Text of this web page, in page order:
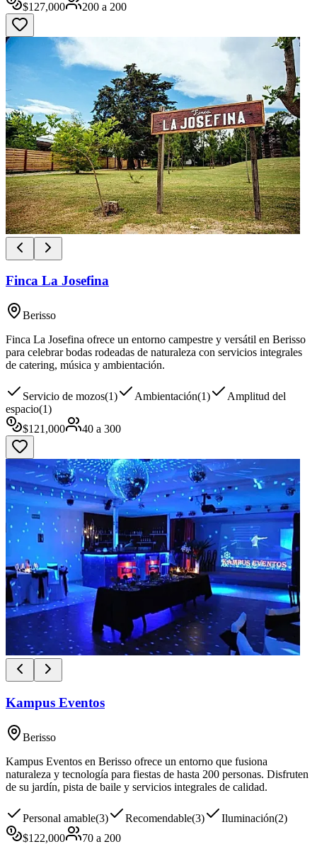
$127,000 200 a 200
Finca La Josefina
Berisso
Finca La Josefina ofrece un entorno campestre y versátil en Berisso
para celebrar bodas rodeadas de naturaleza con servicios integrales
de catering, música y ambientación.
Servicio de mozos(1) Ambientación(1)
Amplitud del
espacio(1)
$121,000 40 a 300
Kampus Eventos
Berisso
Kampus Eventos en Berisso ofrece un entorno que fusiona
naturaleza y tecnología para fiestas de hasta 200 personas. Disfruten
de su jardín, pista de baile y servicios integrales de calidad.
Personal amable(3) Recomendable(3) Iluminación(2)
$122,000 70 a 200